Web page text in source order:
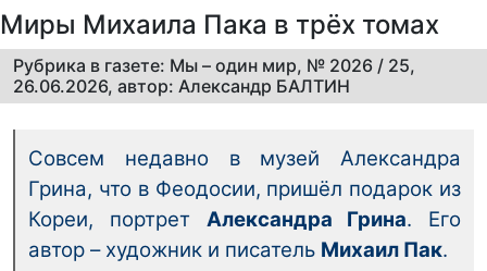
Миры Михаила Пака в трёх томах
Рубрика в газете: Мы – один мир, № 2026 / 25,
26.06.2026, автор: Александр БАЛТИН
Совсем недавно в музей Александра
Грина, что в Феодосии, пришёл подарок из
Кореи, портрет Александра Грина. Его
автор – художник и писатель Михаил Пак.